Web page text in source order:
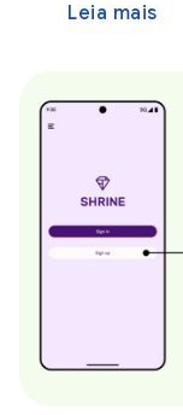
Leia mais